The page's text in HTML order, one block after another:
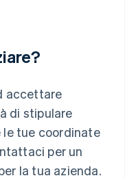
accettare
di stipulare
tue coordinate
per un
la tua azienda.